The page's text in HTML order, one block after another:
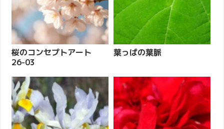
桜のコンセプトアート
26-03
葉っぱの葉脈